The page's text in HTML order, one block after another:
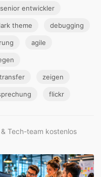
senior entwickler
theme debugging
agile
zeigen
flickr
Tech-team kostenlos